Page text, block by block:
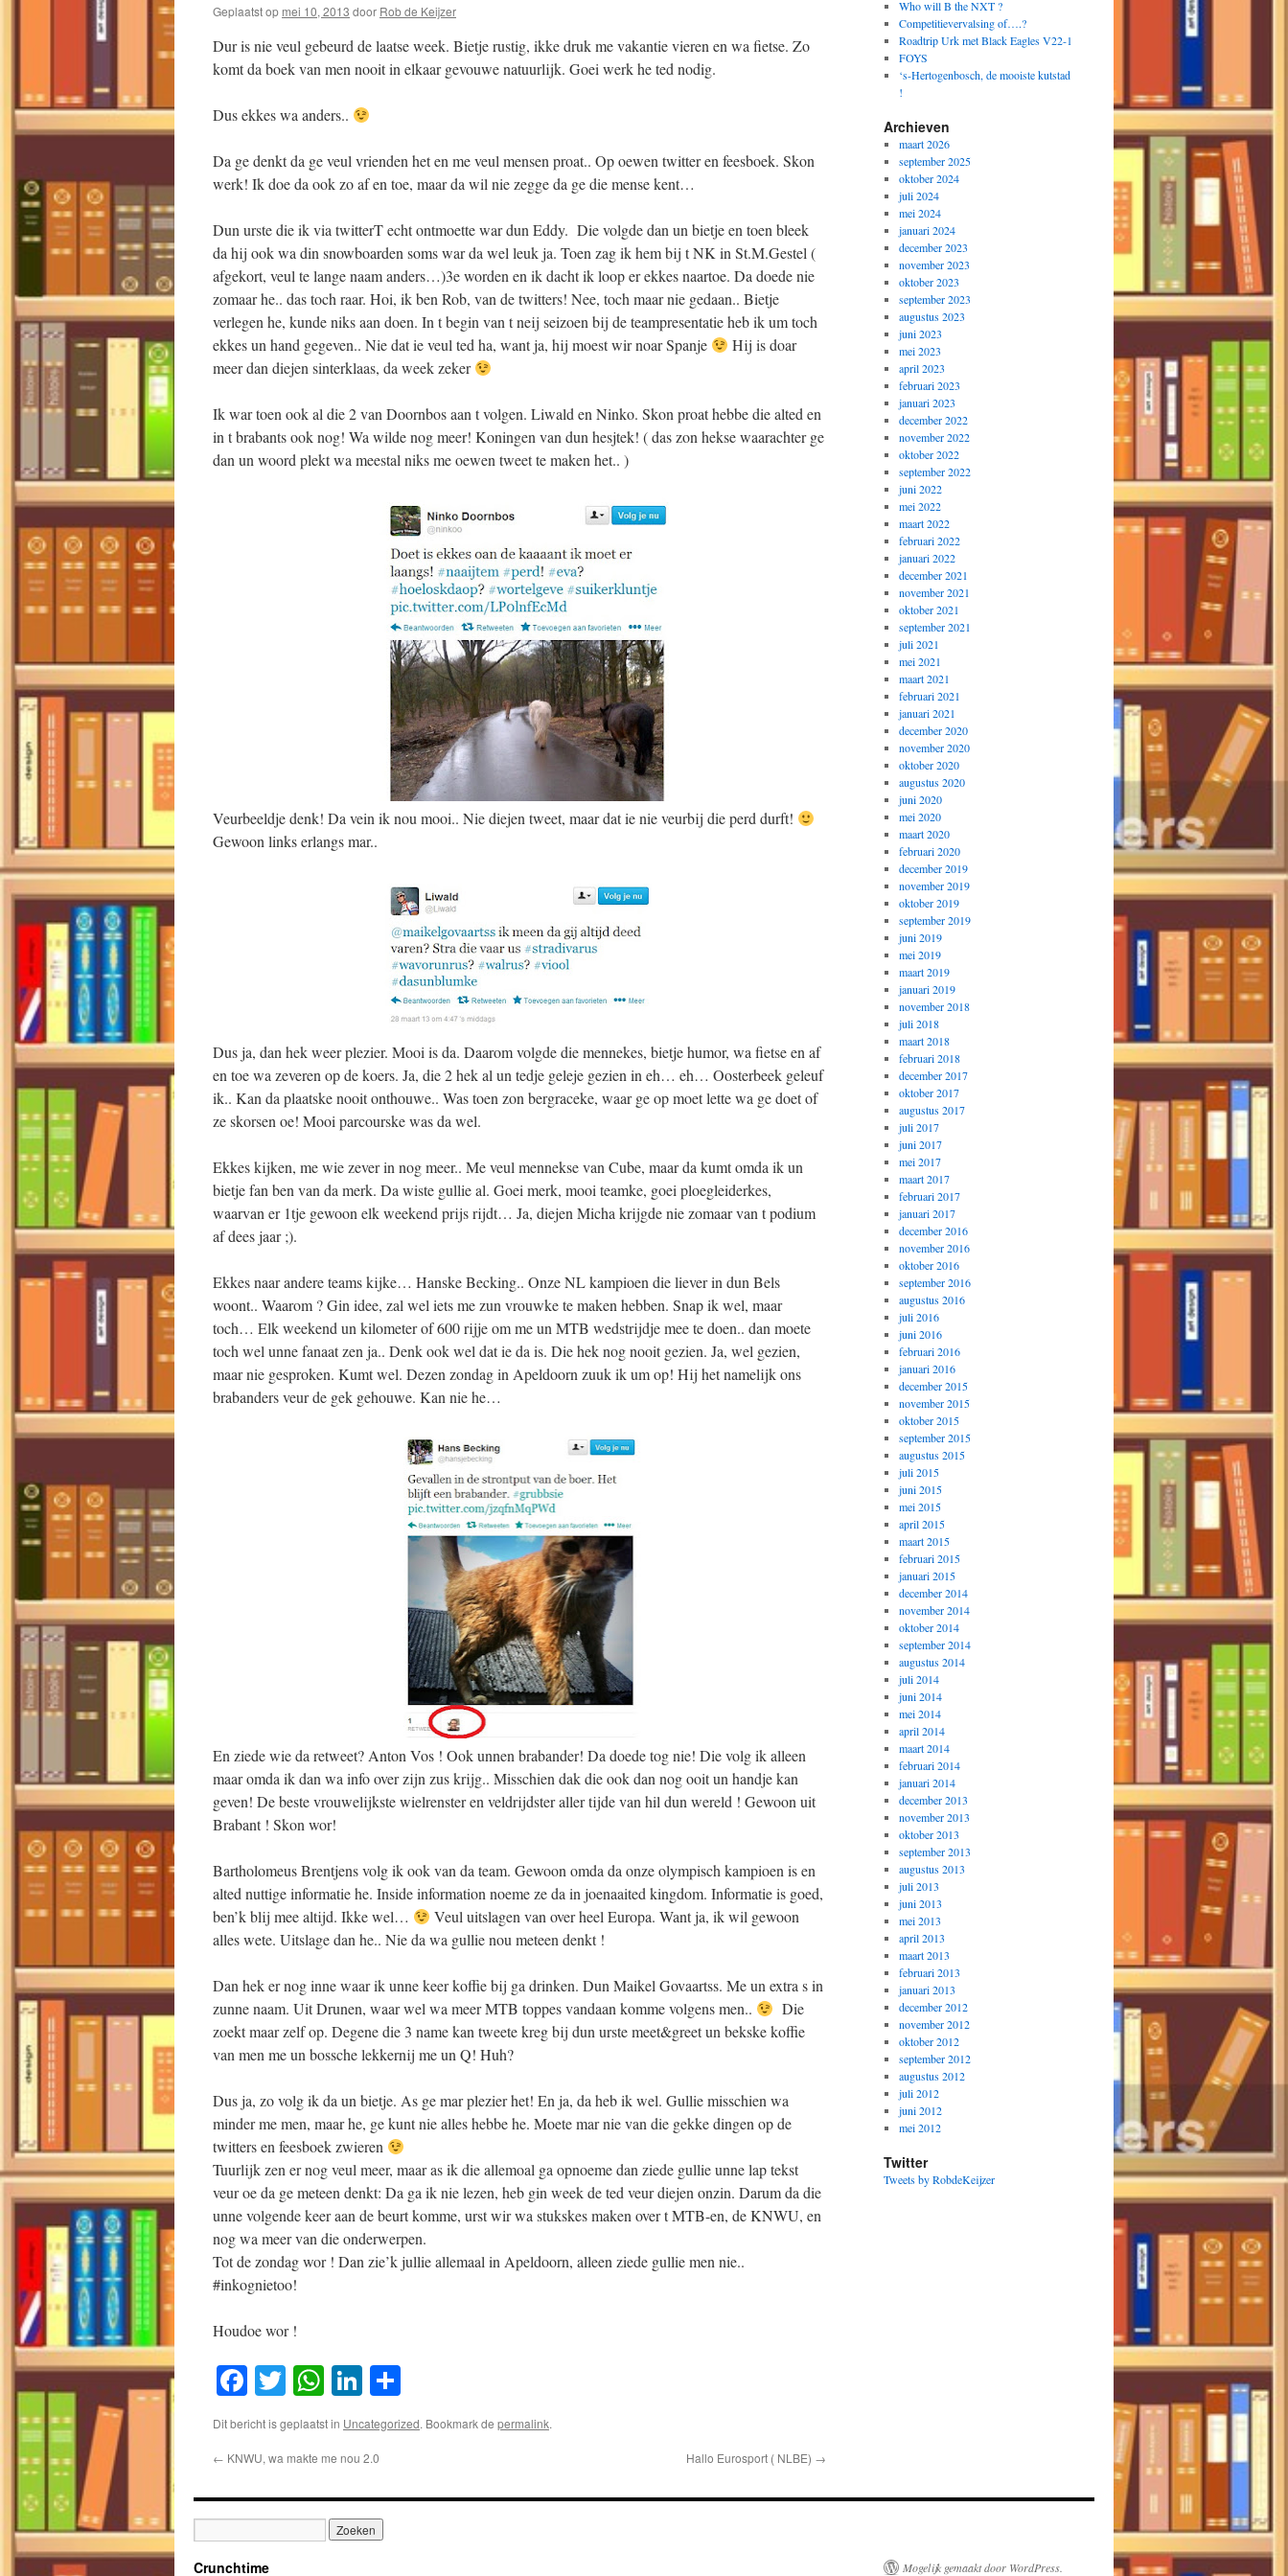
Geplaatst op mei 10, 2013 door Rob de Keijzer
Dur is nie veul gebeurd de laatse week. Bietje rustig, ikke druk me vakantie vieren en wa fietse. Zo
komt da boek van men nooit in elkaar gevouwe natuurlijk. Goei werk he ted nodig.
Dus ekkes wa anders..
Da ge denkt da ge veul vrienden het en me veul mensen proat.. Op oewen twitter en feesboek. Skon
werk! Ik doe da ook zo af en toe, maar da wil nie zegge da ge die mense kent…
Dun urste die ik via twitterT echt ontmoette war dun Eddy. Die volgde dan un bietje en toen bleek
da hij ook wa din snowboarden soms war da wel leuk ja. Toen zag ik hem bij t NK in St.M.Gestel (
afgekort, veul te lange naam anders…)3e worden en ik dacht ik loop er ekkes naartoe. Da doede nie
zomaar he.. das toch raar. Hoi, ik ben Rob, van de twitters! Nee, toch maar nie gedaan.. Bietje
verlegen he, kunde niks aan doen. In t begin van t neij seizoen bij de teampresentatie heb ik um toch
ekkes un hand gegeven.. Nie dat ie veul ted ha, want ja, hij moest wir noar Spanje
Hij is doar
meer dan diejen sinterklaas, da week zeker
Ik war toen ook al die 2 van Doornbos aan t volgen. Liwald en Ninko. Skon proat hebbe die alted en
in t brabants ook nog! Wa wilde nog meer! Koningen van dun hesjtek! ( das zon hekse waarachter ge
dan un woord plekt wa meestal niks me oewen tweet te maken het.. )
Veurbeeldje denk! Da vein ik nou mooi.. Nie diejen tweet, maar dat ie nie veurbij die perd durft!
Gewoon links erlangs mar..
Dus ja, dan hek weer plezier. Mooi is da. Daarom volgde die mennekes, bietje humor, wa fietse en af
en toe wa zeveren op de koers. Ja, die 2 hek al un tedje geleje gezien in eh… eh… Oosterbeek geleuf
ik.. Kan da plaatske nooit onthouwe.. Was toen zon bergraceke, waar ge op moet lette wa ge doet of
ze skorsen oe! Mooi parcourske was da wel.
Ekkes kijken, me wie zever in nog meer.. Me veul mennekse van Cube, maar da kumt omda ik un
bietje fan ben van da merk. Da wiste gullie al. Goei merk, mooi teamke, goei ploegleiderkes,
waarvan er 1tje gewoon elk weekend prijs rijdt… Ja, diejen Micha krijgde nie zomaar van t podium
af dees jaar ;).
Ekkes naar andere teams kijke… Hanske Becking.. Onze NL kampioen die liever in dun Bels
woont.. Waarom ? Gin idee, zal wel iets me zun vrouwke te maken hebben. Snap ik wel, maar
toch… Elk weekend un kilometer of 600 rijje om me un MTB wedstrijdje mee te doen.. dan moete
toch wel unne fanaat zen ja.. Denk ook wel dat ie da is. Die hek nog nooit gezien. Ja, wel gezien,
maar nie gesproken. Kumt wel. Dezen zondag in Apeldoorn zuuk ik um op! Hij het namelijk ons
brabanders veur de gek gehouwe. Kan nie he…
En ziede wie da retweet? Anton Vos ! Ook unnen brabander! Da doede tog nie! Die volg ik alleen
maar omda ik dan wa info over zijn zus krijg.. Misschien dak die ook dan nog ooit un handje kan
geven! De beste vrouwelijkste wielrenster en veldrijdster aller tijde van hil dun wereld ! Gewoon uit
Brabant ! Skon wor!
Bartholomeus Brentjens volg ik ook van da team. Gewoon omda da onze olympisch kampioen is en
alted nuttige informatie he. Inside information noeme ze da in joenaaited kingdom. Informatie is goed,
ben’k blij mee altijd. Ikke wel…
Veul uitslagen van over heel Europa. Want ja, ik wil gewoon
alles wete. Uitslage dan he.. Nie da wa gullie nou meteen denkt !
Dan hek er nog inne waar ik unne keer koffie bij ga drinken. Dun Maikel Govaartss. Me un extra s in
zunne naam. Uit Drunen, waar wel wa meer MTB toppes vandaan komme volgens men..
Die
zoekt maar zelf op. Degene die 3 name kan tweete kreg bij dun urste meet&greet un bekske koffie
van men me un bossche lekkernij me un Q! Huh?
Dus ja, zo volg ik da un bietje. As ge mar plezier het! En ja, da heb ik wel. Gullie misschien wa
minder me men, maar he, ge kunt nie alles hebbe he. Moete mar nie van die gekke dingen op de
twitters en feesboek zwieren
Tuurlijk zen er nog veul meer, maar as ik die allemoal ga opnoeme dan ziede gullie unne lap tekst
veur oe da ge meteen denkt: Da ga ik nie lezen, heb gin week de ted veur diejen onzin. Darum da die
unne volgende keer aan de beurt komme, urst wir wa stukskes maken over t MTB-en, de KNWU, en
nog wa meer van die onderwerpen.
Tot de zondag wor ! Dan zie’k jullie allemaal in Apeldoorn, alleen ziede gullie men nie..
#inkognietoo!
Houdoe wor !
Facebook
TwitterWhatsApp
LinkedIn
Dit bericht is geplaatst in Uncategorized. Bookmark de permalink.
← KNWU, wa makte me nou 2.0 Hallo Eurosport ( NLBE) →
Who will B the NXT ?
Competitievervalsing of….?
Roadtrip Urk met Black Eagles V22-1
FOYS
‘s-Hertogenbosch, de mooiste kutstad
!
Archieven
maart 2026
september 2025
oktober 2024
juli 2024
mei 2024
januari 2024
december 2023
november 2023
oktober 2023
september 2023
augustus 2023
juni 2023
mei 2023
april 2023
februari 2023
januari 2023
december 2022
november 2022
oktober 2022
september 2022
juni 2022
mei 2022
maart 2022
februari 2022
januari 2022
december 2021
november 2021
oktober 2021
september 2021
juli 2021
mei 2021
maart 2021
februari 2021
januari 2021
december 2020
november 2020
oktober 2020
augustus 2020
juni 2020
mei 2020
maart 2020
februari 2020
december 2019
november 2019
oktober 2019
september 2019
juni 2019
mei 2019
maart 2019
januari 2019
november 2018
juli 2018
maart 2018
februari 2018
december 2017
oktober 2017
augustus 2017
juli 2017
juni 2017
mei 2017
maart 2017
februari 2017
januari 2017
december 2016
november 2016
oktober 2016
september 2016
augustus 2016
juli 2016
juni 2016
februari 2016
januari 2016
december 2015
november 2015
oktober 2015
september 2015
augustus 2015
juli 2015
juni 2015
mei 2015
april 2015
maart 2015
februari 2015
januari 2015
december 2014
november 2014
oktober 2014
september 2014
augustus 2014
juli 2014
juni 2014
mei 2014
april 2014
maart 2014
februari 2014
januari 2014
december 2013
november 2013
oktober 2013
september 2013
augustus 2013
juli 2013
juni 2013
mei 2013
april 2013
maart 2013
februari 2013
januari 2013
december 2012
november 2012
oktober 2012
september 2012
augustus 2012
juli 2012
juni 2012
mei 2012
Twitter
Tweets by RobdeKeijzer
Crunchtime Mogelijk gemaakt door WordPress.